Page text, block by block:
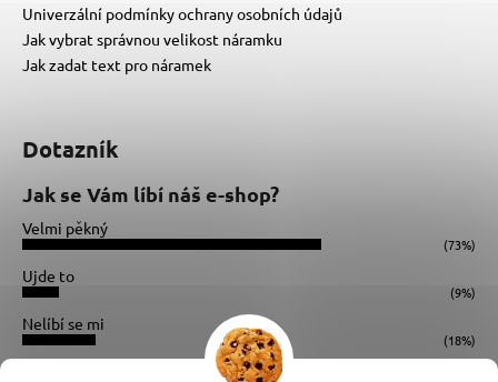
Univerzální podmínky ochrany osobních údajů
Jak vybrat správnou velikost náramku
Jak zadat text pro náramek
Dotazník
Jak se Vám líbí náš e-shop?
Velmi pěkný
(73%)
Ujde to
(9%)
Nelíbí se mi
(18%)